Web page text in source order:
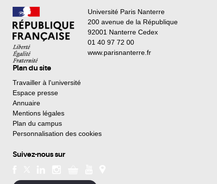
Université Paris Nanterre
200 avenue de la République
92001 Nanterre Cedex
01 40 97 72 00
www.parisnanterre.fr
Plan du site
Travailler à l'université
Espace presse
Annuaire
Mentions légales
Plan du campus
Personnalisation des cookies
Suivez-nous sur